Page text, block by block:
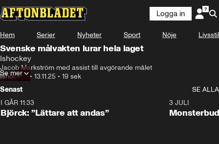
Logga in
Hem Serier Nyheter Sport Nöje Livsstil
Svenske målvakten lurar hela laget
Ishockey
Jacob Markström med assist till avgörande målet
Ishockey• 13.11.25 • 19 sek
Se mer
Senast
SE ALLA
I GÅR 11:33
Björck: ”Lättare att andas”
3 JULI